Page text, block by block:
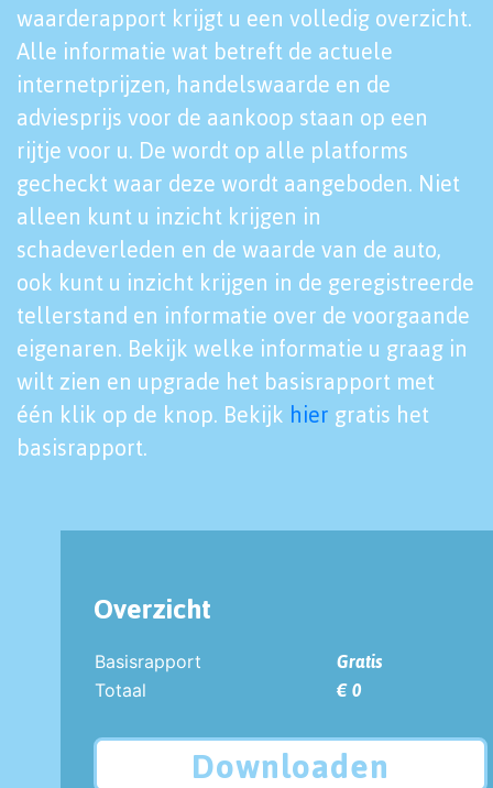
waarderapport krijgt u een volledig overzicht.
Alle informatie wat betreft de actuele
internetprijzen, handelswaarde en de
adviesprijs voor de aankoop staan op een
rijtje voor u. De wordt op alle platforms
gecheckt waar deze wordt aangeboden. Niet
alleen kunt u inzicht krijgen in
schadeverleden en de waarde van de auto,
ook kunt u inzicht krijgen in de geregistreerde
tellerstand en informatie over de voorgaande
eigenaren. Bekijk welke informatie u graag in
wilt zien en upgrade het basisrapport met
één klik op de knop. Bekijk hier gratis het
basisrapport.
Overzicht
Basisrapport
Gratis
Totaal
€ 0
Downloaden